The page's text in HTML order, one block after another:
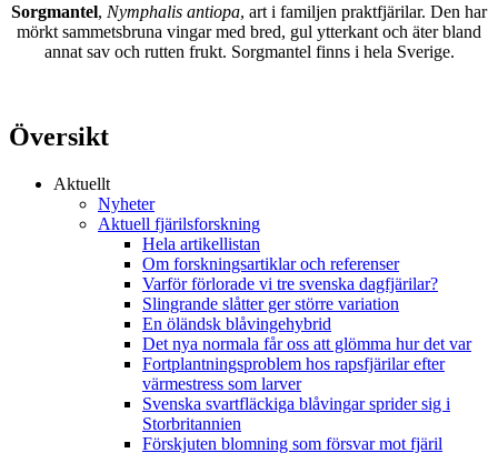
Sorgmantel, Nymphalis antiopa, art i familjen praktfjärilar. Den har
mörkt sammetsbruna vingar med bred, gul ytterkant och äter bland
annat sav och rutten frukt. Sorgmantel finns i hela Sverige.
Översikt
Aktuellt
Nyheter
Aktuell fjärilsforskning
Hela artikellistan
Om forskningsartiklar och referenser
Varför förlorade vi tre svenska dagfjärilar?
Slingrande slåtter ger större variation
En öländsk blåvingehybrid
Det nya normala får oss att glömma hur det var
Fortplantningsproblem hos rapsfjärilar efter
värmestress som larver
Svenska svartfläckiga blåvingar sprider sig i
Storbritannien
Förskjuten blomning som försvar mot fjäril